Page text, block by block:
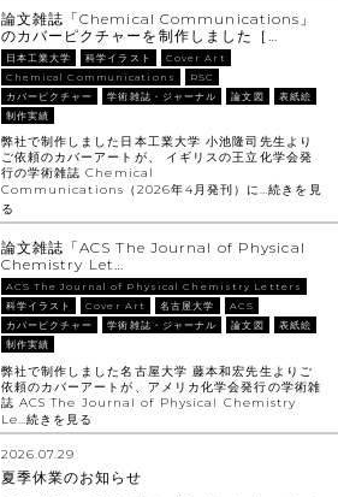
論文雑誌「Chemical Communications」
のカバーピクチャーを制作しました［…
日本工業大学 科学イラスト
Cover Art
Chemical Communications
RSC
カバーピクチャー
学術雑誌・ジャーナル 論文図
表紙絵
制作実績
弊社で制作しました日本工業大学 小池隆司先生より
ご依頼のカバーアートが、 イギリスの王立化学会発
行の学術雑誌 Chemical
Communications（2026年4月発刊）に…続きを見
る
論文雑誌「ACS The Journal of Physical
Chemistry Let…
ACS The Journal of Physical Chemistry Letters
科学イラスト
Cover Art 名古屋大学
ACS
カバーピクチャー
学術雑誌・ジャーナル 論文図
表紙絵
制作実績
弊社で制作しました名古屋大学 藤本和宏先生よりご
依頼のカバーアートが、アメリカ化学会発行の学術雑
誌 ACS The Journal of Physical Chemistry
Le… 続きを見る
2026.07.29
夏季休業のお知らせ